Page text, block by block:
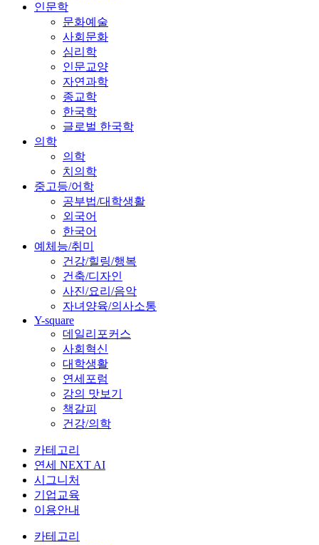
인문학
문화예술
사회문화
심리학
인문교양
자연과학
종교학
한국학
글로벌 한국학
의학
의학
치의학
중고등/어학
공부법/대학생활
외국어
한국어
예체능/취미
건강/힐링/행복
건축/디자인
사진/요리/음악
자녀양육/의사소통
Y-square
데일리포커스
사회혁신
대학생활
연세포럼
강의 맛보기
책갈피
건강/의학
카테고리
연세 NEXT AI
시그니처
기업교육
이용안내
카테고리